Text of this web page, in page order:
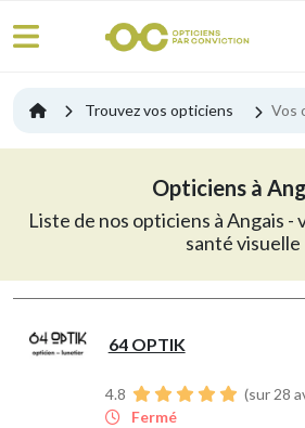
Trouvez vos opticiens Vos
Opticiens à
Liste de nos opticiens à Angais
santé visuelle
64 OPTIK
4.8
(sur 28
Fermé